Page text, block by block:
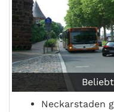
Neckarstaden